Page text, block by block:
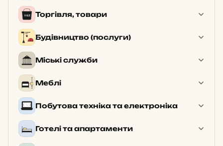
Торгівля, товари
Будівництво (послуги)
Міські служби
Меблі
Побутова техніка та електроніка
Готелі та апартаменти